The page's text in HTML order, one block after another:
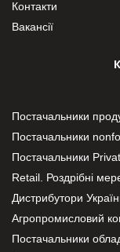
Контакти
Вакансії
Постачальники
Постачальники
Постачальники
Retail. Роздрібні
Дистрибутори
Агропромисловий
Постачальники